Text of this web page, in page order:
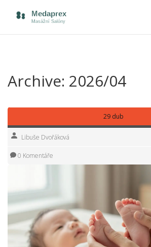
Archive: 2026/04
29 dub
Libuše Dvořáková
0 Komentáře